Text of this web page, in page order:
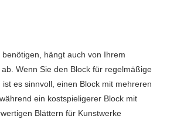
hängt auch von Ihrem
Wenn Sie den Block für regelmäßige
es sinnvoll, einen Block mit mehreren
ein kostspieligerer Block mit
Blättern für Kunstwerke